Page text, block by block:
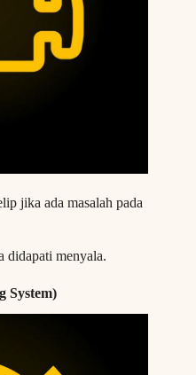
jika ada masalah pada
didapati menyala.
System)